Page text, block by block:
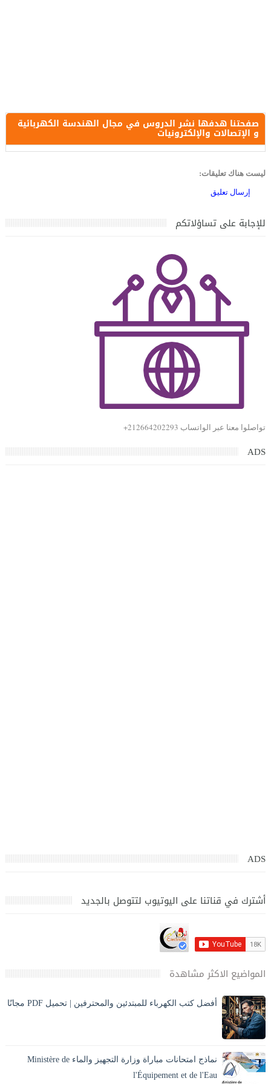
صفحتنا هدفها نشر الدروس في مجال الهندسة الكهربائية
و الإتصالات والإلكترونيات
ليست هناك تعليقات:
إرسال تعليق
للإجابة على تساؤلاتكم
تواصلوا معنا عبر الواتساب 212664202293+
ADS
ADS
أشترك في قناتنا على اليوتيوب لتتوصل بالجديد
المواضيع الاكثر مشاهدة
أفضل كتب الكهرباء للمبتدئين والمحترفين | تحميل PDF مجانًا
نماذج امتحانات مباراة وزارة التجهيز والماء Ministère de
l'Équipement et de l'Eau